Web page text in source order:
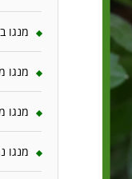
מנגו
מנגו
מנגו
מנגו